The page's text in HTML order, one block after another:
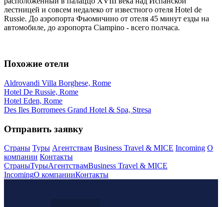
лестницей и совсем недалеко от известного отеля Hotel de
Russie. До аэропорта Фьюмичино от отеля 45 минут езды на
автомобиле, до аэропорта Ciampino - всего полчаса.
Похожие отели
Aldrovandi Villa Borghese, Rome
Hotel De Russie, Rome
Hotel Eden, Rome
Des Iles Borromees Grand Hotel & Spa, Stresa
Отправить заявку
Страны Туры Агентствам Business Travel & MICE Incoming О
компании Контакты
СтраныТурыАгентствамBusiness Travel & MICE
IncomingО компанииКонтакты